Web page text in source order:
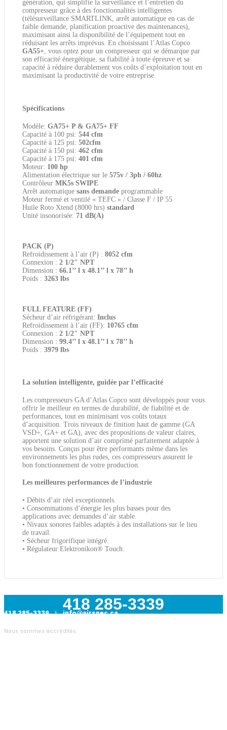
génération, qui simplifie la surveillance et l’entretien du
compresseur grâce à des fonctionnalités intelligentes
(télésurveillance SMARTLINK, arrêt automatique en cas de
faible demande, planification proactive des maintenances),
maximisant ainsi la disponibilité de l’équipement tout en
réduisant les arrêts imprévus. En choisissant l’Atlas Copco
GA55+, vous optez pour un compresseur qui se démarque par
son efficacité énergétique, sa fiabilité à toute épreuve et sa
capacité à réduire durablement vos coûts d’exploitation tout en
maximisant la productivité de votre entreprise.
Spécifications
Modèle: GA75+ P & GA75+ FF
Capacité à 100 psi: 544 cfm
Capacité à 125 psi: 502cfm
Capacité à 150 psi: 462 cfm
Capacité à 175 psi: 401 cfm
Moteur: 100 hp
Alimentation électrique sur le 575v / 3ph / 60hz
Contrôleur MK5s SWIPE
Arrêt automatique sans demande programmable
Moteur fermé et ventilé « TEFC » / Classe F / IP 55
Huile Roto Xtend (8000 hrs) standard
Unité insonorisée: 71 dB(A)
PACK (P)
Refroidissement à l’air (P) : 8052 cfm
Connexion : 2 1/2″ NPT
Dimension : 66.1’’ l x 48.1’’ l x 78’’ h
Poids : 3263 lbs
FULL FEATURE (FF)
Sécheur d’air réfrigérant: Inclus
Refroidissement à l’air (FF): 10765 cfm
Connexion : 2 1/2″ NPT
Dimension : 99.4’’ l x 48.1’’ l x 78’’ h
Poids : 3979 lbs
La solution intelligente, guidée par l’efficacité
Les compresseurs GA d’Atlas Copco sont développés pour vous
offrir le meilleur en termes de durabilité, de fiabilité et de
performances, tout en minimisant vos coûts totaux
d’acquisition. Trois niveaux de finition haut de gamme (GA
VSD+, GA+ et GA), avec des propositions de valeur claires,
apportent une solution d’air comprimé parfaitement adaptée à
vos besoins. Conçus pour être performants même dans les
environnements les plus rudes, ces compresseurs assurent le
bon fonctionnement de votre production.
Les meilleures performances de l’industrie
• Débits d’air réel exceptionnels.
• Consommations d’énergie les plus basses pour des
applications avec demandes d’air stable.
• Nivaux sonores faibles adaptés à des installations sur le lieu
de travail.
• Sécheur frigorifique intégré.
• Régulateur Elektronikon® Touch.
418 285-3339
418 285-3339 | info@airspec.ca
231, Armand-Bombardier
Nous sommes accrédités